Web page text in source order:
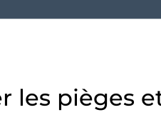
les pièges